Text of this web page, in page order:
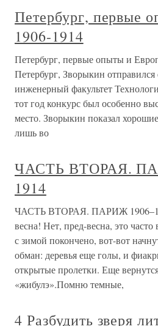
Петербург, первые
1906-1914
Петербург, первые опыты и
Петербург, Зворыкин отправился
инженерный факультет
тот год конкурс был особенно
место. Зворыкин показал
лишь во
ЧАСТЬ ВТОРАЯ.
1914
ЧАСТЬ ВТОРАЯ. ПАРИЖ
весна! Нет, пред-весна, это
с зимой покончено, вот-вот
обман: деревья еще голы, и
открытые пролетки. Еще
«жибулэ».Помню темные,
4 Разбудить зверя